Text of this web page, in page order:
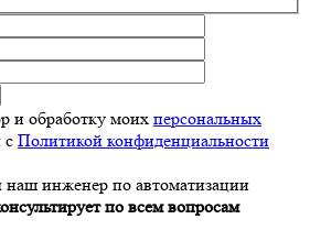
и обработку моих персональных
с Политикой конфиденциальности
инженер по автоматизации
по всем вопросам